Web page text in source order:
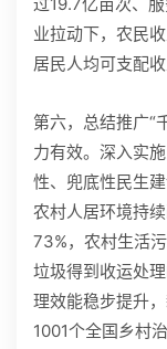
过19.7亿亩次、
业拉动下，农民
居民人均可支配
第六，总结推广“
力有效。深入实
性、兜底性民生
农村人居环境持
73%，农村生活
垃圾得到收运处
理效能稳步提升
1001个全国乡村